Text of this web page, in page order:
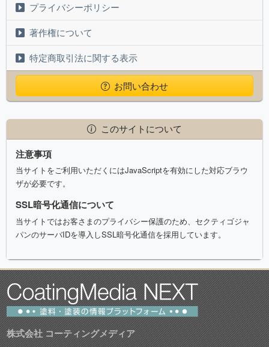
プライバシーポリシー
著作権について
特定商取引法に関する表示
お問い合わせ
このサイトについて
注意事項
当サイトをご利用いただくにはJavaScriptを有効にした対応ブラウ
ザが必要です。
SSL暗号化通信について
当サイトではお客さまのプライバシー保護のため、セクティゴジャ
パンのサーバIDを導入しSSL暗号化通信を採用しています。
株式会社 コーティングメディア